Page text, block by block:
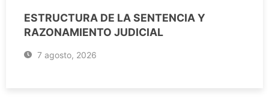
ESTRUCTURA DE LA SENTENCIA Y
RAZONAMIENTO JUDICIAL
7 agosto, 2026